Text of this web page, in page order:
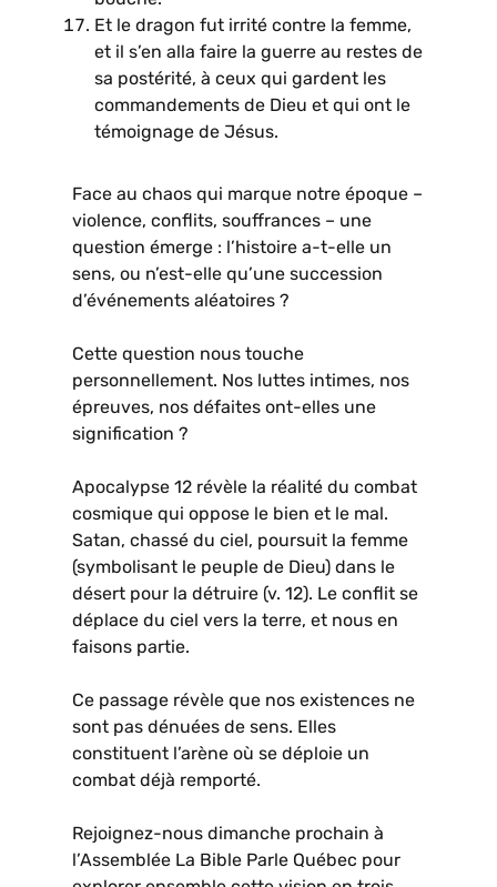
Et le dragon fut irrité contre la femme,
et il s’en alla faire la guerre au restes de
sa postérité, à ceux qui gardent les
commandements de Dieu et qui ont le
témoignage de Jésus.
Face au chaos qui marque notre époque –
violence, conflits, souffrances – une
question émerge : l’histoire a-t-elle un
sens, ou n’est-elle qu’une succession
d’événements aléatoires ?
Cette question nous touche
personnellement. Nos luttes intimes, nos
épreuves, nos défaites ont-elles une
signification ?
Apocalypse 12 révèle la réalité du combat
cosmique qui oppose le bien et le mal.
Satan, chassé du ciel, poursuit la femme
(symbolisant le peuple de Dieu) dans le
désert pour la détruire (v. 12). Le conflit se
déplace du ciel vers la terre, et nous en
faisons partie.
Ce passage révèle que nos existences ne
sont pas dénuées de sens. Elles
constituent l’arène où se déploie un
combat déjà remporté.
Rejoignez-nous dimanche prochain à
l’Assemblée La Bible Parle Québec pour